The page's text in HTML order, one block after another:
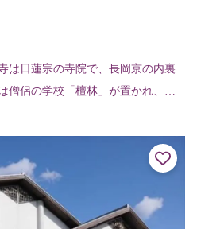
は日蓮宗の寺院で、長岡京の内裏
僧侶の学校「檀林」が置かれ、当